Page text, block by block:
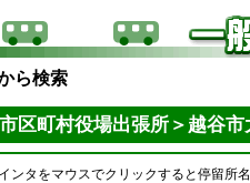
ら検索
区町村役場出張所＞越谷
ンタをマウスでクリックすると停留所